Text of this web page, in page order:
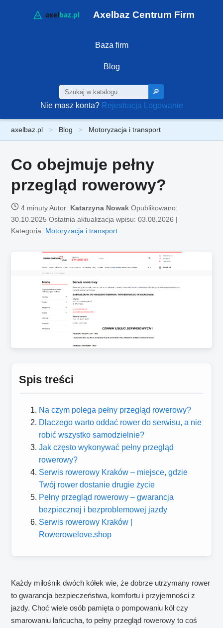
Axelbaz Centrum Firm
Baza firm
Blog
🔎
Nie masz konta? Rejestracja Logowanie
axelbaz.pl Blog Motoryzacja i transport
Co obejmuje pełny
przegląd rowerowy?
4 minutyAutor: Katarzyna Nowak Opublikowano:
30.10.2025 Ostatnia aktualizacja wpisu: 03.08.2026 |
Kategoria: Motoryzacja i transport
Spis treści
Na czym polega pełny przegląd rowerowy?
Dlaczego warto oddać rower do serwisu, a nie
robić wszystko samodzielnie?
Jak często wykonywać pełny przegląd
rowerowy?
Serwis rowerowy Kraków – miejsce, gdzie
Twój rower dostanie drugie życie
Pełny przegląd rowerowy – gwarancja
bezpiecznej i bezproblemowej jazdy
Serwis rowerowy Kraków |
Rowerowelove.shop
Każdy miłośnik dwóch kółek wie, że dobrze utrzymany rower
to gwarancja bezpieczeństwa, komfortu i przyjemności z
jazdy. Choć wiele osób pamięta o pompowaniu kół czy
smarowaniu łańcucha, to pełny przegląd rowerowy to coś